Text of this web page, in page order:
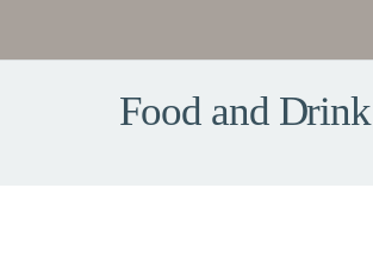
Food and Drink